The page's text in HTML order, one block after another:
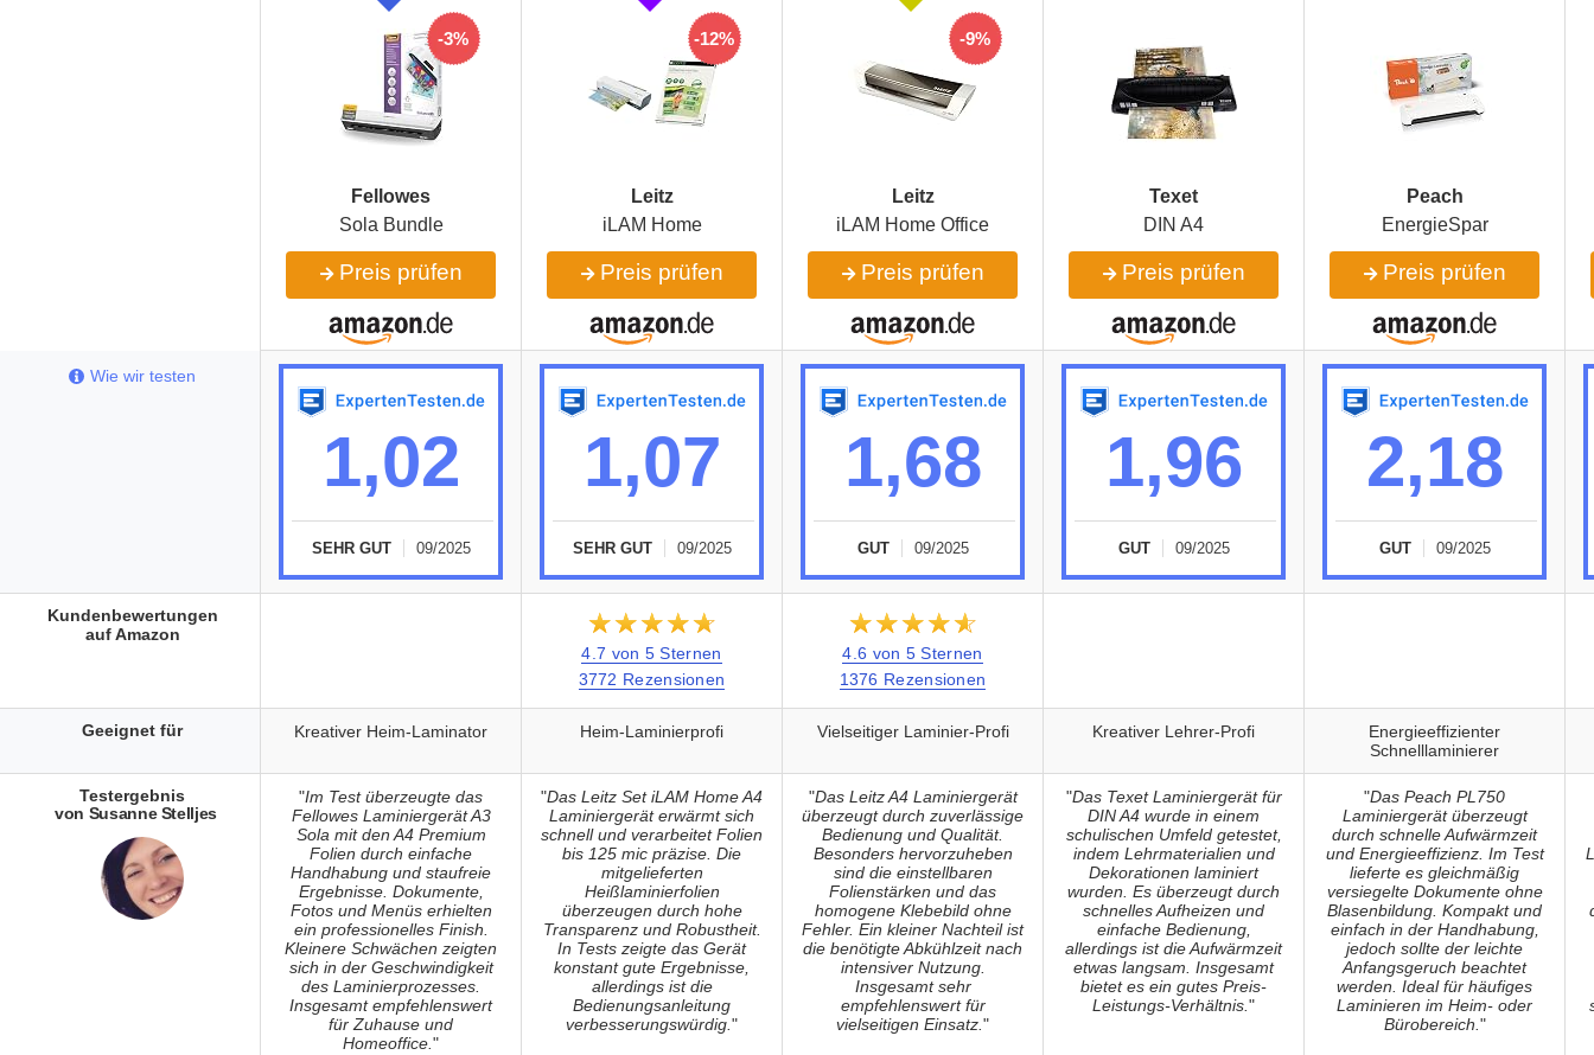
-3% -12% -9%
Fellowes Leitz Leitz Texet
Peach
Sola Bundle
iLAM Home iLAM Home Office DIN A4 EnergieSpar
Preis prüfen Preis prüfen Preis prüfen Preis prüfen Preis prüfen
1,02
SEHR GUT 09/2025
1,07
SEHR GUT 09/2025
1,68
GUT 09/2025
1,96
GUT 09/2025
2,18
GUT 09/2025
★★★★★
☆☆☆☆☆
4.7 von 5 Sternen
3772 Rezensionen
★★★★★
☆☆☆☆☆
4.6 von 5 Sternen
1376 Rezensionen
Kreativer Heim-Laminator Heim-Laminierprofi Vielseitiger Laminier-Profi Kreativer Lehrer-Profi
Energieeffizienter
Schnelllaminierer
"Im Test überzeugte das
Fellowes Laminiergerät A3
Sola mit den A4 Premium
Folien durch einfache
Handhabung und staufreie
Ergebnisse. Dokumente,
Fotos und Menüs erhielten
ein professionelles Finish.
Kleinere Schwächen zeigten
sich in der Geschwindigkeit
des Laminierprozesses.
Insgesamt empfehlenswert
für Zuhause und
Homeoffice."
"Das Leitz Set iLAM Home A4
Laminiergerät erwärmt sich
schnell und verarbeitet Folien
bis 125 mic präzise. Die
mitgelieferten
Heißlaminierfolien
überzeugen durch hohe
Transparenz und Robustheit.
In Tests zeigte das Gerät
konstant gute Ergebnisse,
allerdings ist die
Bedienungsanleitung
verbesserungswürdig."
"Das Leitz A4 Laminiergerät
überzeugt durch zuverlässige
Bedienung und Qualität.
Besonders hervorzuheben
sind die einstellbaren
Folienstärken und das
homogene Klebebild ohne
Fehler. Ein kleiner Nachteil ist
die benötigte Abkühlzeit nach
intensiver Nutzung.
Insgesamt sehr
empfehlenswert für
vielseitigen Einsatz."
"Das Texet Laminiergerät für
DIN A4 wurde in einem
schulischen Umfeld getestet,
indem Lehrmaterialien und
Dekorationen laminiert
wurden. Es überzeugt durch
schnelles Aufheizen und
einfache Bedienung,
allerdings ist die Aufwärmzeit
etwas langsam. Insgesamt
bietet es ein gutes Preis-
Leistungs-Verhältnis."
"Das Peach PL750
Laminiergerät überzeugt
durch schnelle Aufwärmzeit
und Energieeffizienz. Im Test
lieferte es gleichmäßig
versiegelte Dokumente ohne
Blasenbildung. Kompakt und
einfach in der Handhabung,
jedoch sollte der leichte
Anfangsgeruch beachtet
werden. Ideal für häufiges
Laminieren im Heim- oder
Bürobereich."
Wie wir testen
Kundenbewertungen
auf Amazon
Geeignet für
Testergebnis
von Susanne Stelljes